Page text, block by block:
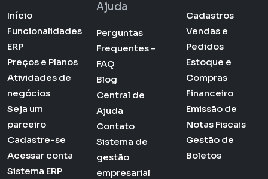
Início
Funcionalidades
ERP
Preços e Planos
Atividades de
negócios
Seja um
parceiro
Cadastre-se
Acessar conta
Sistema ERP
Ajuda
Perguntas
Frequentes -
FAQ
Blog
Central de
Ajuda
Contato
Sistema de
gestão
empresarial
Cadastros
Vendas e
Pedidos
Estoque e
Compras
Financeiro
Emissão de
Notas Fiscais
Gestão de
Boletos